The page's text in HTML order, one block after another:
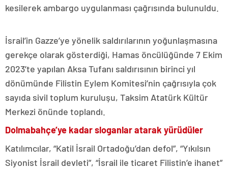
kesilerek ambargo uygulanması çağrısında bulunuldu.
İsrail’in Gazze’ye yönelik saldırılarının yoğunlaşmasına
gerekçe olarak gösterdiği, Hamas öncülüğünde 7 Ekim
2023’te yapılan Aksa Tufanı saldırısının birinci yıl
dönümünde Filistin Eylem Komitesi’nin çağrısıyla çok
sayıda sivil toplum kuruluşu, Taksim Atatürk Kültür
Merkezi önünde toplandı.
Dolmabahçe’ye kadar sloganlar atarak yürüdüler
Katılımcılar, “Katil İsrail Ortadoğu’dan defol”, “Yıkılsın
Siyonist İsrail devleti”, “İsrail ile ticaret Filistin’e ihanet”